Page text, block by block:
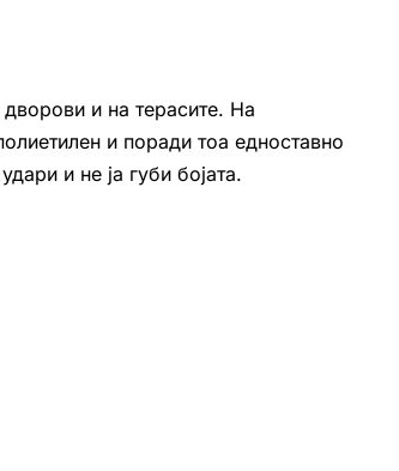
и на терасите. На
и поради тоа едноставно
и не ја губи бојата.